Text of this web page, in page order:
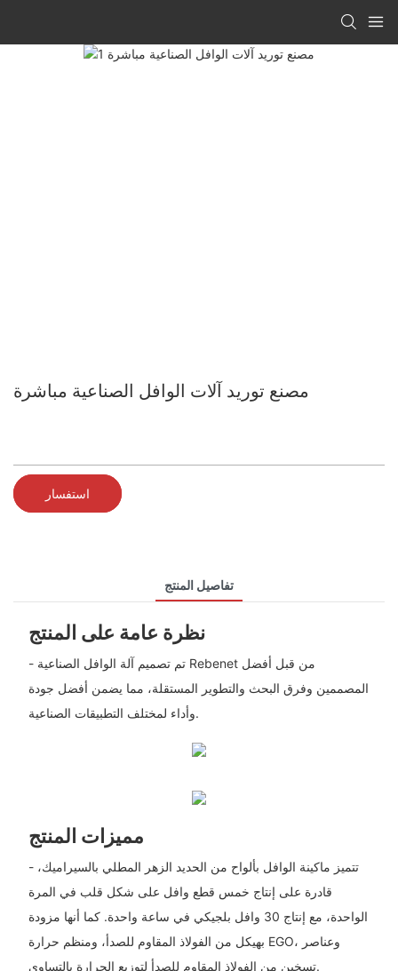
مصنع توريد آلات الوافل الصناعية مباشرة
استفسار
تفاصيل المنتج
نظرة عامة على المنتج
- تم تصميم آلة الوافل الصناعية Rebenet من قبل أفضل
المصممين وفرق البحث والتطوير المستقلة، مما يضمن أفضل جودة
وأداء لمختلف التطبيقات الصناعية.
مميزات المنتج
- تتميز ماكينة الوافل بألواح من الحديد الزهر المطلي بالسيراميك،
قادرة على إنتاج خمس قطع وافل على شكل قلب في المرة
الواحدة، مع إنتاج 30 وافل بلجيكي في ساعة واحدة. كما أنها مزودة
بهيكل من الفولاذ المقاوم للصدأ، ومنظم حرارة EGO، وعناصر
تسخين من الفولاذ المقاوم للصدأ لتوزيع الحرارة بالتساوي.